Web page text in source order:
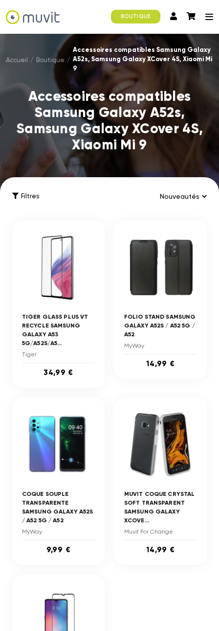
BOUTIQUE
Accueil / Boutique /
Accessoires compatibles Samsung Galaxy
A52s, Samsung Galaxy XCover 4S, Xiaomi Mi
9
Accessoires compatibles
Samsung Galaxy A52s,
Samsung Galaxy XCover 4S,
Xiaomi Mi 9
Filtres
TIGER GLASS PLUS VT
RECYCLE SAMSUNG
GALAXY A53
5G/A52S/A5...
Tiger
34,99 €
FOLIO STAND SAMSUNG
GALAXY A52S / A52 5G /
A52
MyWay
14,99 €
COQUE SOUPLE
TRANSPARENTE
SAMSUNG GALAXY A52S
/ A52 5G / A52
MyWay
9,99 €
MUVIT COQUE CRYSTAL
SOFT TRANSPARENT
SAMSUNG GALAXY
XCOVE...
Muvit For Change
14,99 €